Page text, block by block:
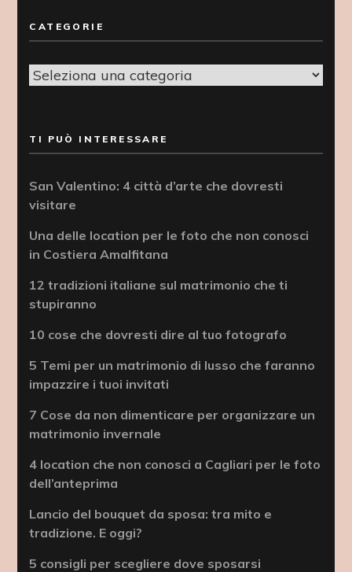
CATEGORIE
Categorie
TI PUÒ INTERESSARE
San Valentino: 4 città d’arte che dovresti
visitare
Una delle location per le foto che non conosci
in Costiera Amalfitana
12 tradizioni italiane sul matrimonio che ti
stupiranno
10 cose che dovresti dire al tuo fotografo
5 Temi per un matrimonio di lusso che faranno
impazzire i tuoi invitati
7 Cose da non dimenticare per organizzare un
matrimonio invernale
4 location che non conosci a Cagliari per le foto
dell’anteprima
Lancio del bouquet da sposa: tra mito e
tradizione. E oggi?
5 consigli per scegliere dove sposarsi